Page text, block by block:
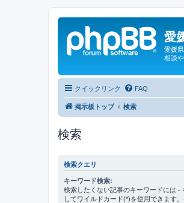
愛
愛媛
相談
クイックリンク FAQ
掲示板トップ 検索
検索
検索クエリ
キーワード検索:
検索したくない記事のキーワードには -
してワイルドカード(*)を使用できます